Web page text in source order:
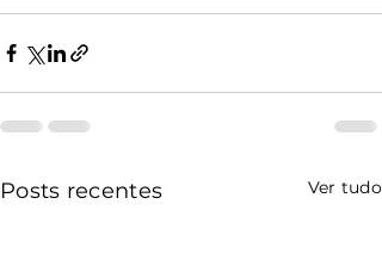
Posts recentes Ver tudo